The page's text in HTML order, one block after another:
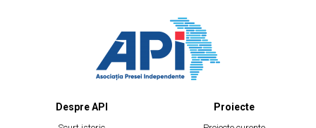
Despre API Proiecte